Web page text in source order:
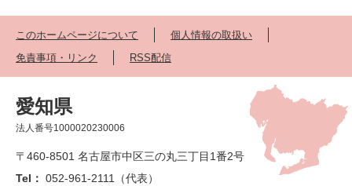
このホームページについて
個人情報の取扱い
免責事項・リンク
RSS配信
愛知県
法人番号1000020230006
〒460-8501 名古屋市中区三の丸三丁目1番2号
Tel： 052-961-2111（代表）